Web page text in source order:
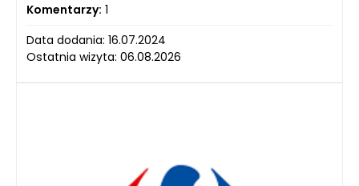
Komentarzy: 1
Data dodania: 16.07.2024
Ostatnia wizyta: 06.08.2026